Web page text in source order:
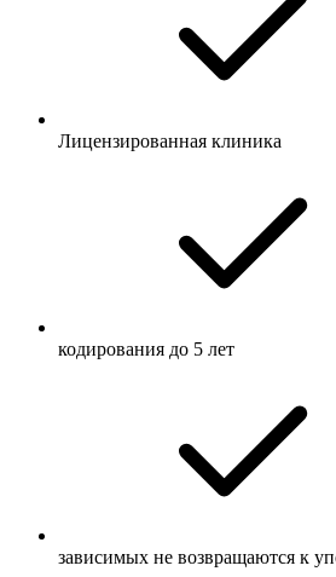
Лицензированная клиника
кодирования до 5 лет
зависимых не возвращаются к